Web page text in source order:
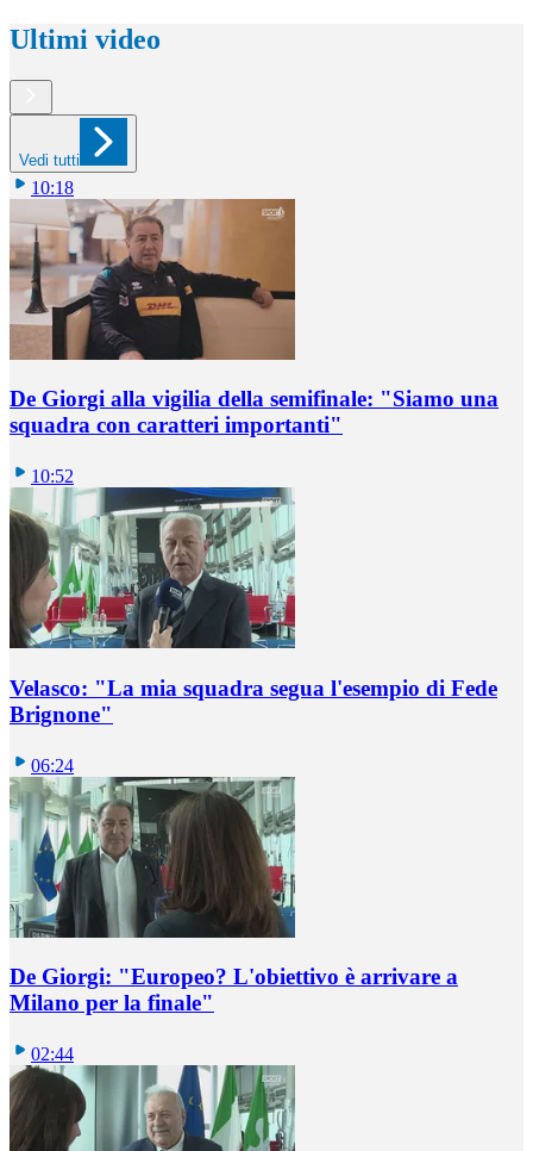
Ultimi video
Vedi tutti
10:18
De Giorgi alla vigilia della semifinale: "Siamo una
squadra con caratteri importanti"
10:52
Velasco: "La mia squadra segua l'esempio di Fede
Brignone"
06:24
De Giorgi: "Europeo? L'obiettivo è arrivare a
Milano per la finale"
02:44